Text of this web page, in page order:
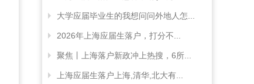
大学应届毕业生的我想问问外地人怎...
2026年上海应届生落户，打分不...
聚焦丨上海落户新政冲上热搜，6所...
上海应届生落户上海,清华,北大有...